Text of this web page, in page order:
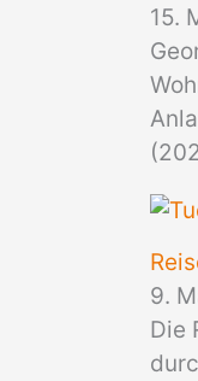
15.
9.
Die